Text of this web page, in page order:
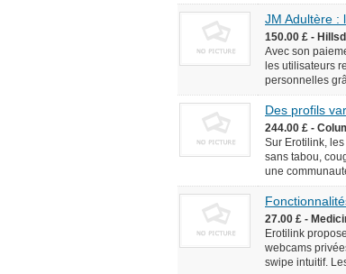
JM Adultère :
150.00 £ -
Avec son
les utilisateurs
personnelles
Des profils
244.00 £ -
Sur Erotilink,
sans tabou,
une
27.00 £ -
Erotilink
webcams
swipe intuitif.